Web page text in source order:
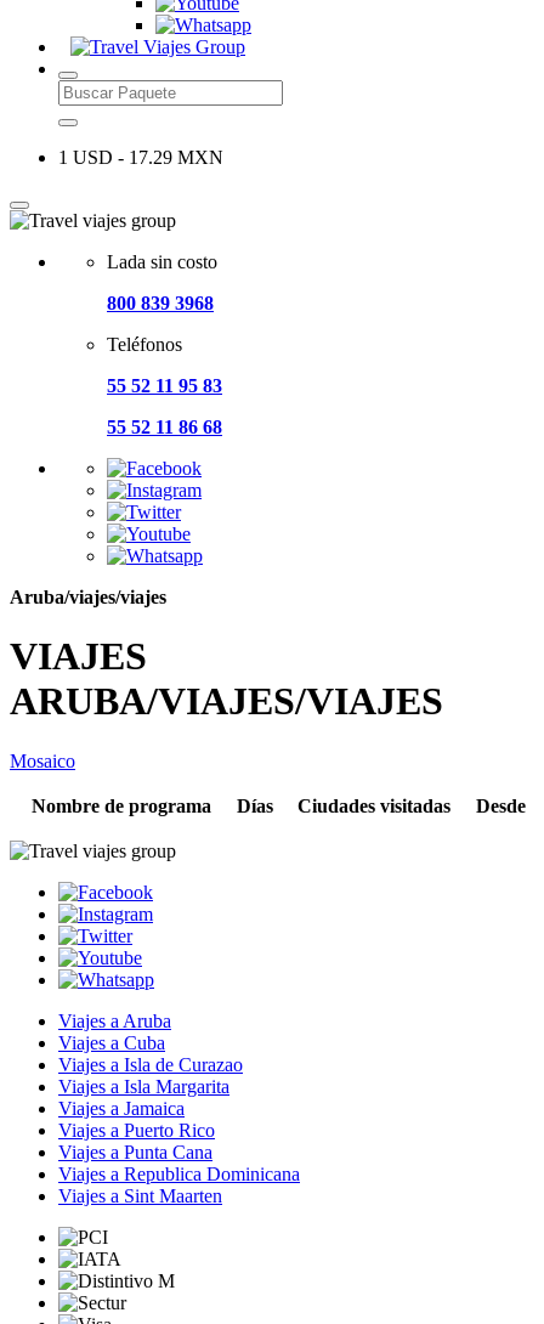
1 USD - 17.29 MXN
Lada sin costo
800 839 3968
Teléfonos
55 52 11 95 83
55 52 11 86 68
Aruba/viajes/viajes
VIAJES
ARUBA/VIAJES/VIAJES
Mosaico
Nombre de programa Días Ciudades visitadas Desde
Viajes a Aruba
Viajes a Cuba
Viajes a Isla de Curazao
Viajes a Isla Margarita
Viajes a Jamaica
Viajes a Puerto Rico
Viajes a Punta Cana
Viajes a Republica Dominicana
Viajes a Sint Maarten